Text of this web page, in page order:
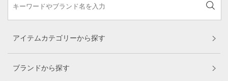
アイテムカテゴリーから探す
ブランドから探す